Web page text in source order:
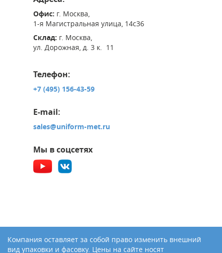
Офис: г. Москва,
1-я Магистральная улица, 14с36
Склад: г. Москва,
ул. Дорожная, д. 3 к. 11
Телефон:
+7 (495) 156-43-59
E-mail:
sales@uniform-met.ru
Мы в соцсетях
Компания оставляет за собой право изменить внешний
вид упаковки и фасовку. Цены на сайте носят